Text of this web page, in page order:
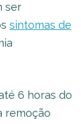
ser
sintomas de
6 horas do
remoção